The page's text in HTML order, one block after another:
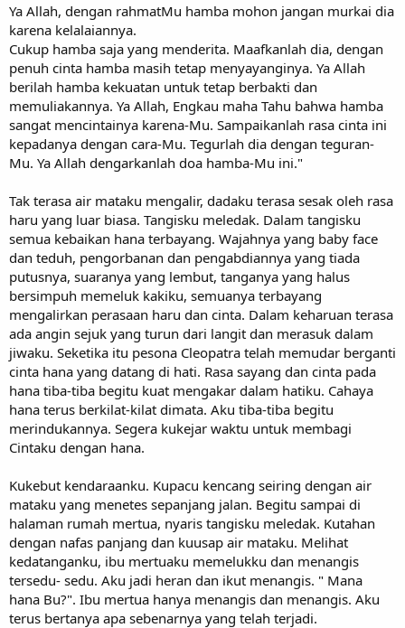
Ya Allah, dengan rahmatMu hamba mohon jangan murkai dia
karena kelalaiannya.
Cukup hamba saja yang menderita. Maafkanlah dia, dengan
penuh cinta hamba masih tetap menyayanginya. Ya Allah
berilah hamba kekuatan untuk tetap berbakti dan
memuliakannya. Ya Allah, Engkau maha Tahu bahwa hamba
sangat mencintainya karena-Mu. Sampaikanlah rasa cinta ini
kepadanya dengan cara-Mu. Tegurlah dia dengan teguran-
Mu. Ya Allah dengarkanlah doa hamba-Mu ini."
Tak terasa air mataku mengalir, dadaku terasa sesak oleh rasa
haru yang luar biasa. Tangisku meledak. Dalam tangisku
semua kebaikan hana terbayang. Wajahnya yang baby face
dan teduh, pengorbanan dan pengabdiannya yang tiada
putusnya, suaranya yang lembut, tanganya yang halus
bersimpuh memeluk kakiku, semuanya terbayang
mengalirkan perasaan haru dan cinta. Dalam keharuan terasa
ada angin sejuk yang turun dari langit dan merasuk dalam
jiwaku. Seketika itu pesona Cleopatra telah memudar berganti
cinta hana yang datang di hati. Rasa sayang dan cinta pada
hana tiba-tiba begitu kuat mengakar dalam hatiku. Cahaya
hana terus berkilat-kilat dimata. Aku tiba-tiba begitu
merindukannya. Segera kukejar waktu untuk membagi
Cintaku dengan hana.
Kukebut kendaraanku. Kupacu kencang seiring dengan air
mataku yang menetes sepanjang jalan. Begitu sampai di
halaman rumah mertua, nyaris tangisku meledak. Kutahan
dengan nafas panjang dan kuusap air mataku. Melihat
kedatanganku, ibu mertuaku memelukku dan menangis
tersedu- sedu. Aku jadi heran dan ikut menangis. " Mana
hana Bu?". Ibu mertua hanya menangis dan menangis. Aku
terus bertanya apa sebenarnya yang telah terjadi.